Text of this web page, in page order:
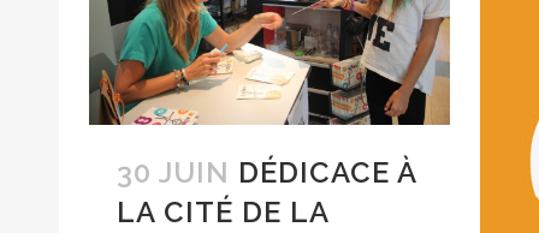
30 JUIN DÉDICACE À
LA CITÉ DE LA